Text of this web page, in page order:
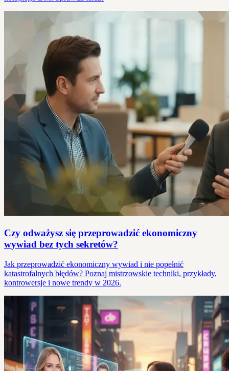
Czy odważysz się przeprowadzić ekonomiczny
wywiad bez tych sekretów?
Jak przeprowadzić ekonomiczny wywiad i nie popełnić
katastrofalnych błędów? Poznaj mistrzowskie techniki, przykłady,
kontrowersje i nowe trendy w 2026.